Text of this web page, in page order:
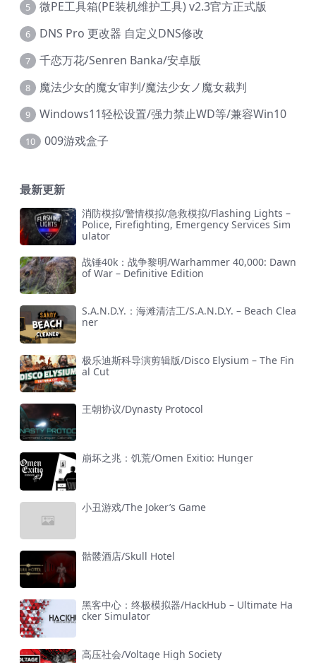
5 微PE工具箱(PE装机维护工具) v2.3官方正式版
6 DNS Pro 更改器 自定义DNS修改
7 千恋万花/Senren Banka/安卓版
8 魔法少女的魔女审判/魔法少女ノ魔女裁判
9 Windows11轻松设置/强力禁止WD等/兼容Win10
10 009游戏盒子
最新更新
消防模拟/警情模拟/急救模拟/Flashing Lights –
Police, Firefighting, Emergency Services Sim
ulator
战锤40k：战争黎明/Warhammer 40,000: Dawn
of War – Definitive Edition
S.A.N.D.Y.：海滩清洁工/S.A.N.D.Y. – Beach Clea
ner
极乐迪斯科导演剪辑版/Disco Elysium – The Fin
al Cut
王朝协议/Dynasty Protocol
崩坏之兆：饥荒/Omen Exitio: Hunger
小丑游戏/The Joker’s Game
骷髅酒店/Skull Hotel
黑客中心：终极模拟器/HackHub – Ultimate Ha
cker Simulator
高压社会/Voltage High Society